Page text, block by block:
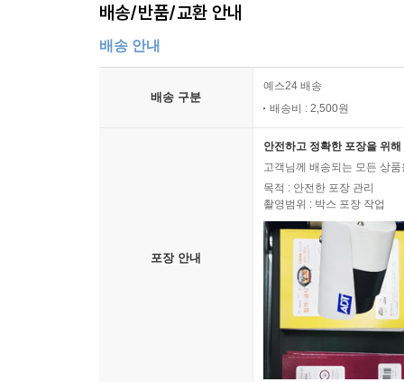
배송/반품/교환 안내
배송 안내
배송 구분
예스24 배송
배송비 : 2,500원
포장 안내
안전하고 정확한 포장을 위
고객님께 배송되는 모든 상
목적 : 안전한 포장 관리
촬영범위 : 박스 포장 작업